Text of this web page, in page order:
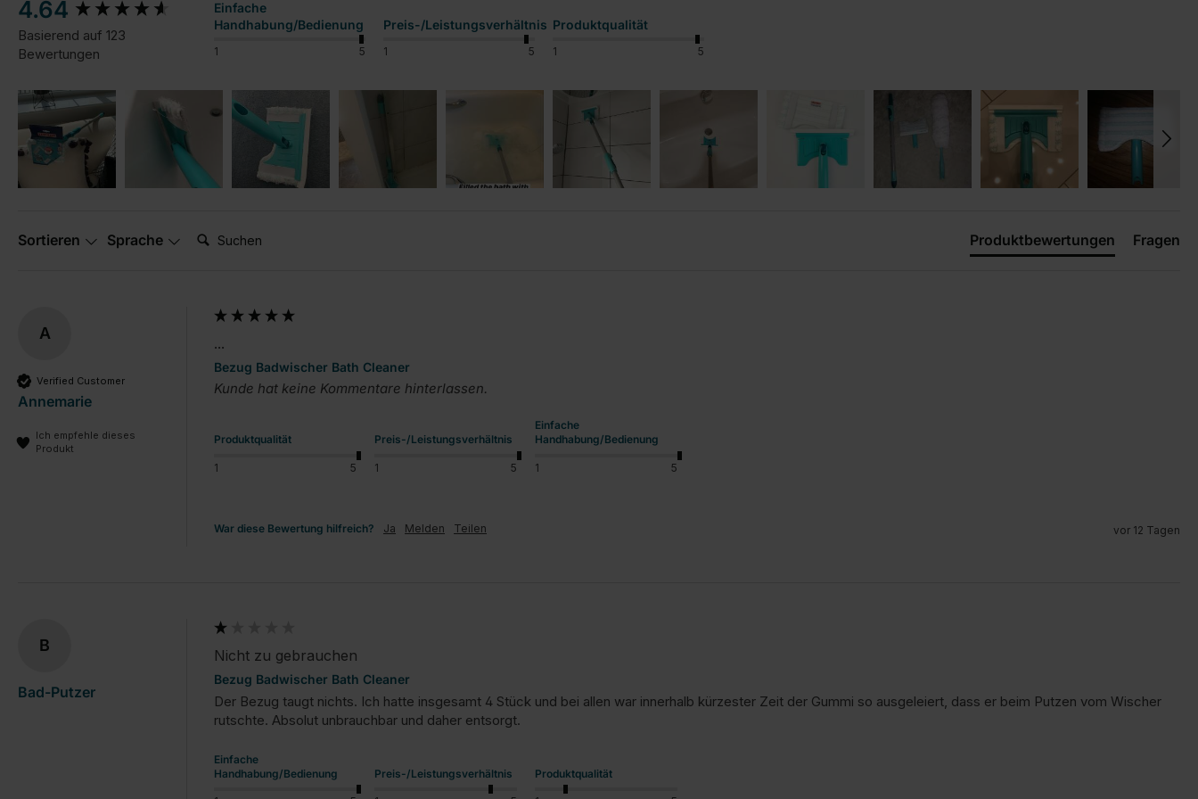
4.64
Basierend auf 123
Bewertungen
Einfache
Handhabung/Bedienung
1 5
Preis-/Leistungsverhältnis
1 5
Produktqualität
1 5
Sortieren Sprache Suchen: Produktbewertungen Fragen
A
Verified Customer
Annemarie
Ich empfehle dieses
Produkt
...
Bezug Badwischer Bath Cleaner
Kunde hat keine Kommentare hinterlassen.
Produktqualität
1 5
Preis-/Leistungsverhältnis
1 5
Einfache
Handhabung/Bedienung
1 5
War diese Bewertung hilfreich? Ja Melden Teilen vor 12 Tagen
B
Bad-Putzer
Nicht zu gebrauchen
Bezug Badwischer Bath Cleaner
Der Bezug taugt nichts. Ich hatte insgesamt 4 Stück und bei allen war innerhalb kürzester Zeit der Gummi so ausgeleiert, dass er beim Putzen vom Wischer
rutschte. Absolut unbrauchbar und daher entsorgt.
Einfache
Handhabung/Bedienung
Preis-/Leistungsverhältnis Produktqualität
New content loaded